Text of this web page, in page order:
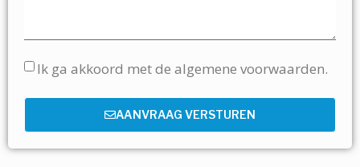
Ik ga akkoord met de algemene voorwaarden.
AANVRAAG VERSTUREN